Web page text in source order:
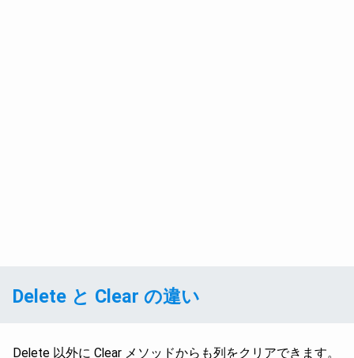
Delete と Clear の違い
Delete 以外に Clear メソッドからも列をクリアできます。